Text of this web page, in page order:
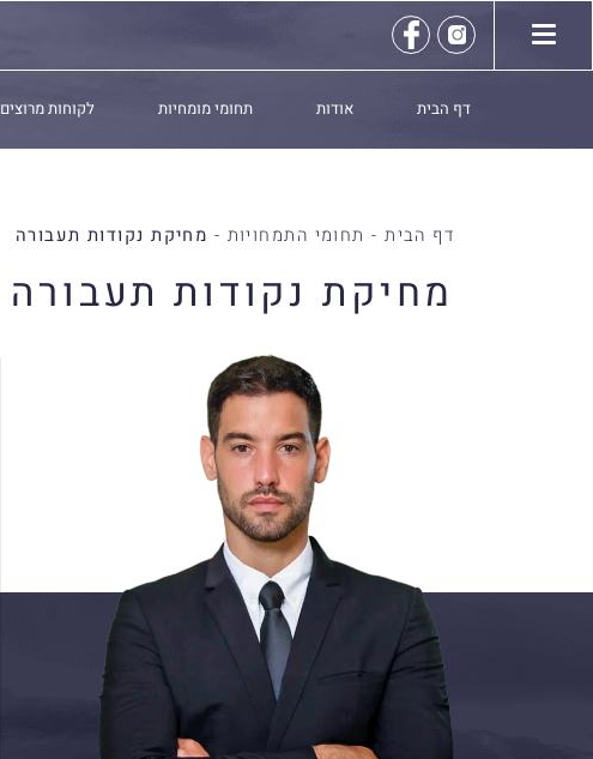
דף הבית אודות תחומי מומחיות לקוחות מרוצים
דף הבית- תחומי התמחויות - מחיקת נקודות תעבורה
מחיקת נקודות תעבורה